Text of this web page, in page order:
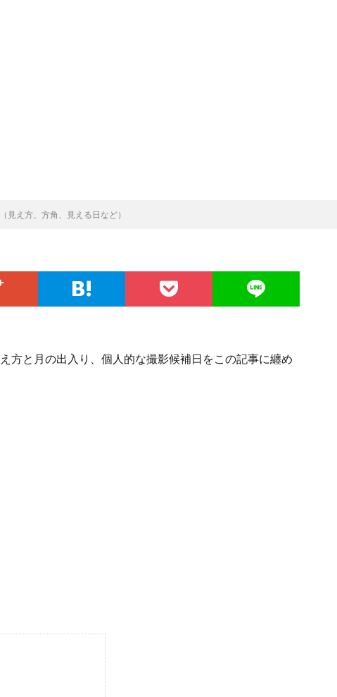
見え方、方角、見える日など）
方と月の出入り、個人的な撮影候補日をこの記事に纏め